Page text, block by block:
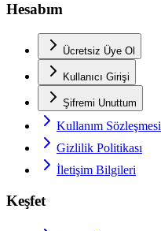
Hesabım
Ücretsiz Üye Ol
Kullanıcı Girişi
Şifremi Unuttum
Kullanım Sözleşmesi
Gizlilik Politikası
İletişim Bilgileri
Keşfet